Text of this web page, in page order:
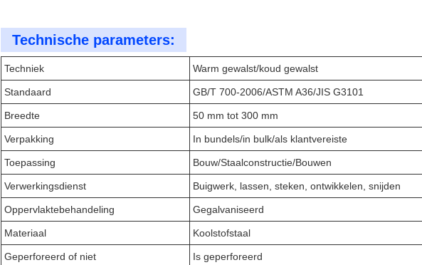
Technische parameters:
Techniek Warm gewalst/koud gewalst
Standaard GB/T 700-2006/ASTM A36/JIS G3101
Breedte 50 mm tot 300 mm
Verpakking In bundels/in bulk/als klantvereiste
Toepassing Bouw/Staalconstructie/Bouwen
Verwerkingsdienst Buigwerk, lassen, steken, ontwikkelen, snijden
Oppervlaktebehandeling Gegalvaniseerd
Materiaal Koolstofstaal
Geperforeerd of niet Is geperforeerd